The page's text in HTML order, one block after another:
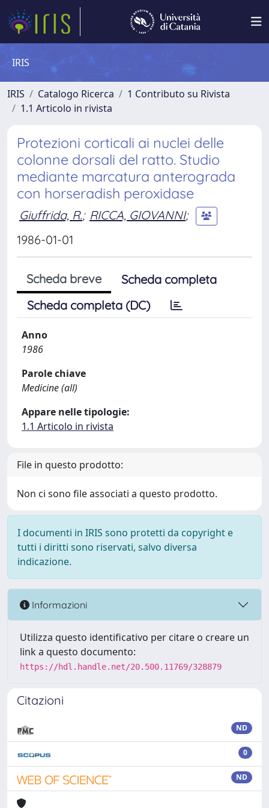
IRIS
IRIS Catalogo Ricerca
1 Contributo su Rivista
1.1 Articolo in rivista
Protezioni corticali ai nuclei delle
colonne dorsali del ratto. Studio
mediante marcatura anterograda
con horseradish peroxidase
Giuffrida, R.; RICCA, GIOVANNI;
1986-01-01
Scheda breve
Scheda completa
Scheda completa (DC)
Anno
1986
Parole chiave
Medicine (all)
Appare nelle tipologie:
1.1 Articolo in rivista
File in questo prodotto:
Non ci sono file associati a questo prodotto.
I documenti in IRIS sono protetti da copyright e
tutti i diritti sono riservati, salvo diversa
indicazione.
Informazioni
Utilizza questo identificativo per citare o creare un
link a questo documento:
https://hdl.handle.net/20.500.11769/328879
Citazioni
ND
0
ND